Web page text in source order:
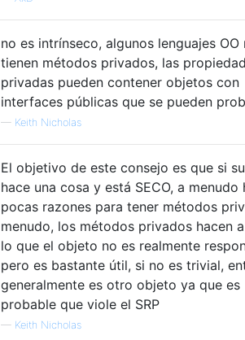
no es intrínseco, algunos lenguajes OO
tienen métodos privados, las
privadas pueden contener objetos con
interfaces públicas que se pueden
— Keith Nicholas
El objetivo de este consejo es que si
hace una cosa y está SECO, a menudo
pocas razones para tener métodos
menudo, los métodos privados hacen
lo que el objeto no es realmente
pero es bastante útil, si no es trivial,
generalmente es otro objeto ya que es
probable que viole el SRP
— Keith Nicholas